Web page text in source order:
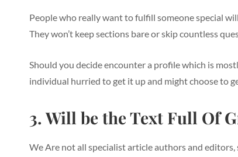
People who really want to fulfill someone special
They won’t keep sections bare or skip countless
Should you decide encounter a profile which is
individual hurried to get it up and might choose to
3. Will be the Text Full Of
We Are not all specialist article authors and